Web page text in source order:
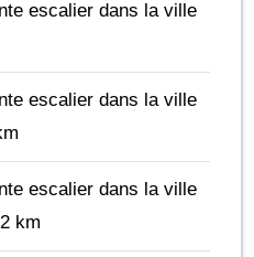
escalier dans la ville
escalier dans la ville
escalier dans la ville
km